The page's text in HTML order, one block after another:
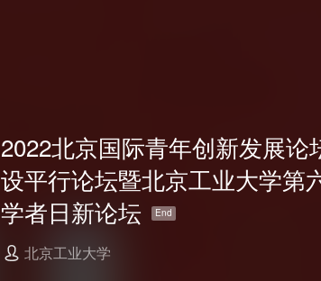
2022北京国际青年创新发展论
设平行论坛暨北京工业大学第
学者日新论坛
北京工业大学